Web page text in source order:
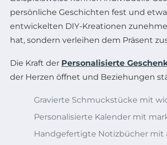
persönliche Geschichten fest und
entwickelten DIY-Kreationen
hat, sondern verleihen dem Präsent
Die Kraft der Personalisierte
der Herzen öffnet und Beziehungen
Gravierte Schmuckstücke mit
Personalisierte Kalender mit
Handgefertigte Notizbücher mit